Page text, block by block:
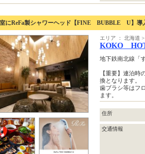
にReFa製シャワーヘッド【FINE BUBBLE U】導
エリア ： 北海道
KOKO
地下鉄南北線「
【重要】連泊
換となります。
歯ブラシ等はフ
ます。
住所
交通情報